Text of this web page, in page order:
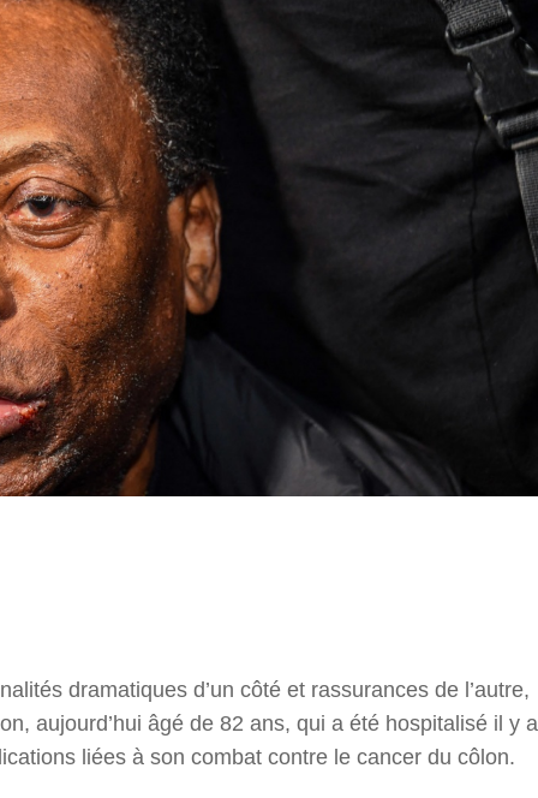
dramatiques d’un côté et rassurances de l’autre,
aujourd’hui âgé de 82 ans, qui a été hospitalisé il y a
liées à son combat contre le cancer du côlon.